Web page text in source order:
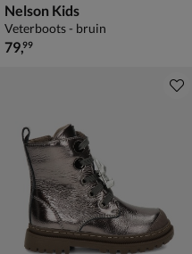
Nelson Kids
Veterboots - bruin
€ 79,99
79,99